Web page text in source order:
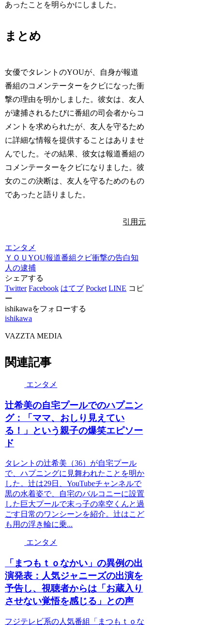
あったことを明らかにしました。
まとめ
女優でタレントのYOUが、自身が報道
番組のコメンテーターをクビになった衝
撃の理由を明かしました。彼女は、友人
が逮捕されるたびに番組の司会者からコ
メントを求められたが、友人を守るため
に詳細な情報を提供することはありませ
んでした。その結果、彼女は報道番組の
コメンテーターをクビになりました。彼
女のこの決断は、友人を守るためのもの
であったと語りました。
引用元
エンタメ
ＹＯＵYOU報道番組 クビ衝撃の告白知
人の逮捕
シェアする
Twitter Facebook はてブ Pocket LINE コピ
ー
ishikawaをフォローする
ishikawa
VAZZTA MEDIA
関連記事
エンタメ
辻希美の自宅プールでのハプニン
グ：「ママ、おしり見えてい
る！」という親子の爆笑エピソー
ド
タレントの辻希美（36）が自宅プール
で、ハプニングに見舞われたことを明か
した。辻は29日、YouTubeチャンネルで
黒の水着姿で、自宅のバルコニーに設置
した巨大プールで末っ子の幸空くんと過
ごす日常のワンシーンを紹介。辻はこど
も用の浮き輪に乗...
エンタメ
「まつもｔｏなかい」の異例の出
演発表：人気ジャニーズの出演を
予告し、視聴者からは「お蔵入り
させない覚悟を感じる」との声
フジテレビ系の人気番組「まつもｔｏな